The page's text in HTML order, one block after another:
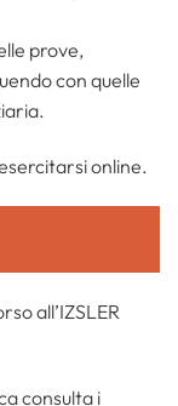
prove,
con quelle
online.
all’IZSLER
consulta i